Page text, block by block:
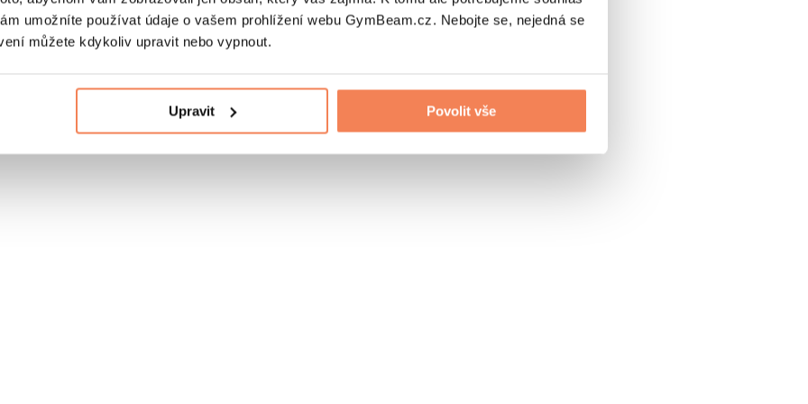
umožníte používat údaje o vašem prohlížení webu GymBeam.cz. Nebojte se, nejedná se
můžete kdykoliv upravit nebo vypnout.
Upravit Povolit vše